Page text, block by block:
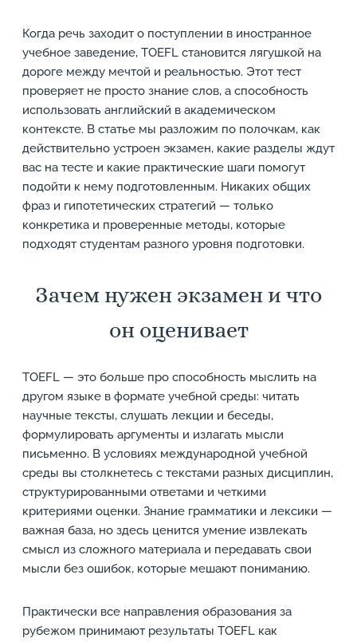
Когда речь заходит о поступлении в иностранное
учебное заведение, TOEFL становится лягушкой на
дороге между мечтой и реальностью. Этот тест
проверяет не просто знание слов, а способность
использовать английский в академическом
контексте. В статье мы разложим по полочкам, как
действительно устроен экзамен, какие разделы ждут
вас на тесте и какие практические шаги помогут
подойти к нему подготовленным. Никаких общих
фраз и гипотетических стратегий — только
конкретика и проверенные методы, которые
подходят студентам разного уровня подготовки.
Зачем нужен экзамен и что
он оценивает
TOEFL — это больше про способность мыслить на
другом языке в формате учебной среды: читать
научные тексты, слушать лекции и беседы,
формулировать аргументы и излагать мысли
письменно. В условиях международной учебной
среды вы столкнетесь с текстами разных дисциплин,
структурированными ответами и четкими
критериями оценки. Знание грамматики и лексики —
важная база, но здесь ценится умение извлекать
смысл из сложного материала и передавать свои
мысли без ошибок, которые мешают пониманию.
Практически все направления образования за
рубежом принимают результаты TOEFL как